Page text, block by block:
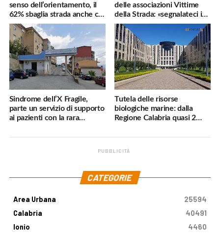
senso dell’orientamento, il
62% sbaglia strada anche col
navigatore
delle associazioni Vittime
della Strada: «segnalateci i
pericoli, interverremo
subito»
Sindrome dell’X Fragile,
parte un servizio di supporto
ai pazienti con la rara
Tutela delle risorse
biologiche marine: dalla
Regione Calabria quasi 2
PUBBLICITÀ
CATEGORIE
Area Urbana
25594
Calabria
40491
Ionio
4460